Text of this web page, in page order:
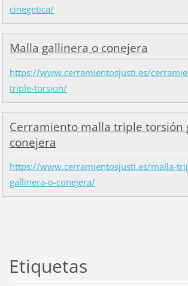
cinegetica/
Malla gallinera o conejera
https://www.cerramientosjusti.es/
triple-torsion/
Cerramiento malla triple torsión
conejera
https://www.cerramientosjusti.es/malla-
gallinera-o-conejera/
Etiquetas